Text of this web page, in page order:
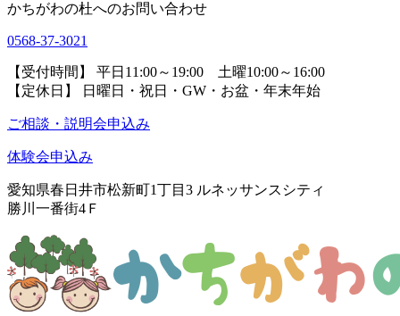
かちがわの杜へのお問い合わせ
0568-37-3021
【受付時間】 平日11:00～19:00 土曜10:00～16:00
【定休日】 日曜日・祝日・GW・お盆・年末年始
ご相談・説明会申込み
体験会申込み
愛知県春日井市松新町1丁目3 ルネッサンスシティ
勝川一番街4Ｆ